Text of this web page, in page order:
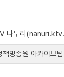
나누리
책방송원 아카이